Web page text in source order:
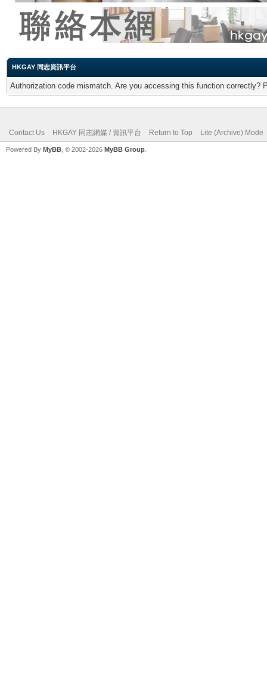
HKGAY 同志資訊平台
Authorization code mismatch. Are you accessing this function correctly?
Contact Us HKGAY 同志網媒 / 資訊平台 Return to Top Lite (Archive) Mode
Powered By MyBB , © 2002-2026 MyBB Group